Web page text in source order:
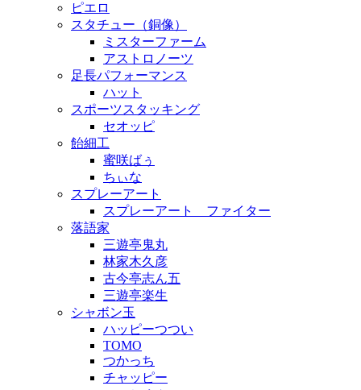
ピエロ
スタチュー（銅像）
ミスターファーム
アストロノーツ
足長パフォーマンス
ハット
スポーツスタッキング
セオッピ
飴細工
蜜咲ばぅ
ちぃな
スプレーアート
スプレーアート ファイター
落語家
三遊亭鬼丸
林家木久彦
古今亭志ん五
三遊亭楽生
シャボン玉
ハッピーつつい
TOMO
つかっち
チャッピー